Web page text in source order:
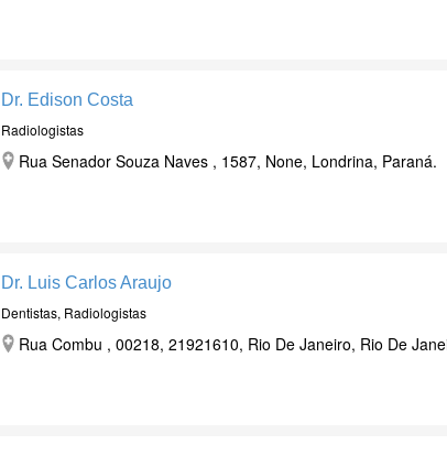
Dr. Edison Costa
Radiologistas
Rua Senador Souza Naves , 1587, None, Londrina, Paraná.
Dr. Luis Carlos Araujo
Dentistas, Radiologistas
Rua Combu , 00218, 21921610, Rio De Janeiro, Rio De